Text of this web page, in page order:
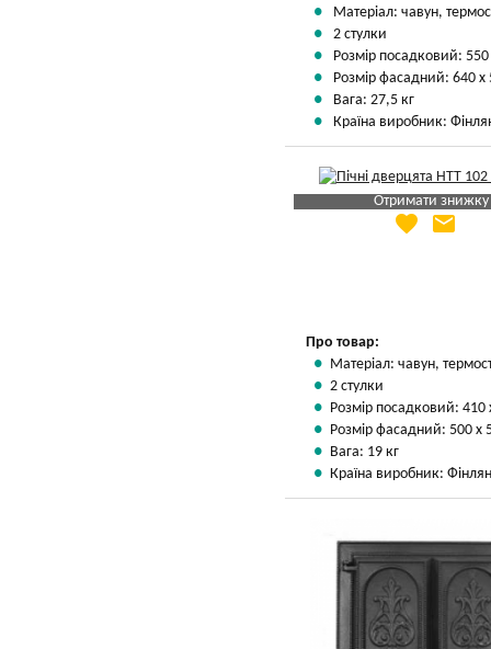
Матеріал: чавун,
2 стулки
Розмір посадковий:
Розмір фасадний: 640
Вага: 27,5 кг
Країна виробник:
Отримати знижку
Яка Ваша ціна
favorite email
Про товар:
Матеріал: чавун,
2 стулки
Розмір посадковий:
Розмір фасадний: 500 х
Вага: 19 кг
Країна виробник: